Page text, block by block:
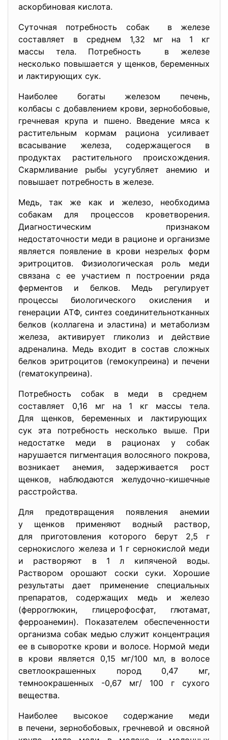
аскорбиновая кислота.
Суточная потребность собак в железе
составляет в среднем 1,32 мг на 1 кг
массы тела. Потребность в железе
несколько повышается у щенков, беременных
и лактирующих сук.
Наиболее богаты железом печень,
колбасы с добавлением крови, зернобобовые,
гречневая крупа и пшено. Введение мяса к
растительным кормам рациона усиливает
всасывание железа, содержащегося в
продуктах растительного происхождения.
Скармливание рыбы усугубляет анемию и
повышает потребность в железе.
Медь, так же как и железо, необходима
собакам для процессов кроветворения.
Диагностическим признаком
недостаточности меди в рационе и организме
является появление в крови незрелых форм
эритроцитов. Физиологическая роль меди
связана с ее участием п построении ряда
ферментов и белков. Медь регулирует
процессы биологического окисления и
генерации АТФ, синтез соединительнотканных
белков (коллагена и эластина) и метаболизм
железа, активирует гликолиз и действие
адреналина. Медь входит в состав сложных
белков эритроцитов (гемокупреина) и печени
(гематокупреина).
Потребность собак в меди в среднем
составляет 0,16 мг на 1 кг массы тела.
Для щенков, беременных и лактирующих
сук эта потребность несколько выше. При
недостатке меди в рационах у собак
нарушается пигментация волосяного покрова,
возникает анемия, задерживается рост
щенков, наблюдаются желудочно-кишечные
расстройства.
Для предотвращения появления анемии
у щенков применяют водный раствор,
для приготовления которого берут 2,5 г
сернокислого железа и 1 г сернокислой меди
и растворяют в 1 л кипяченой воды.
Раствором орошают соски суки. Хорошие
результаты дает применение специальных
препаратов, содержащих медь и железо
(ферроглюкин, глицерофосфат, глютамат,
ферроанемин). Показателем обеспеченности
организма собак медью служит концентрация
ее в сыворотке крови и волосе. Нормой меди
в крови является 0,15 мг/100 мл, в волосе
светлоокрашенных пород 0,47 мг,
темноокрашенных -0,67 мг/ 100 г сухого
вещества.
Наиболее высокое содержание меди
в печени, зернобобовых, гречневой и овсяной